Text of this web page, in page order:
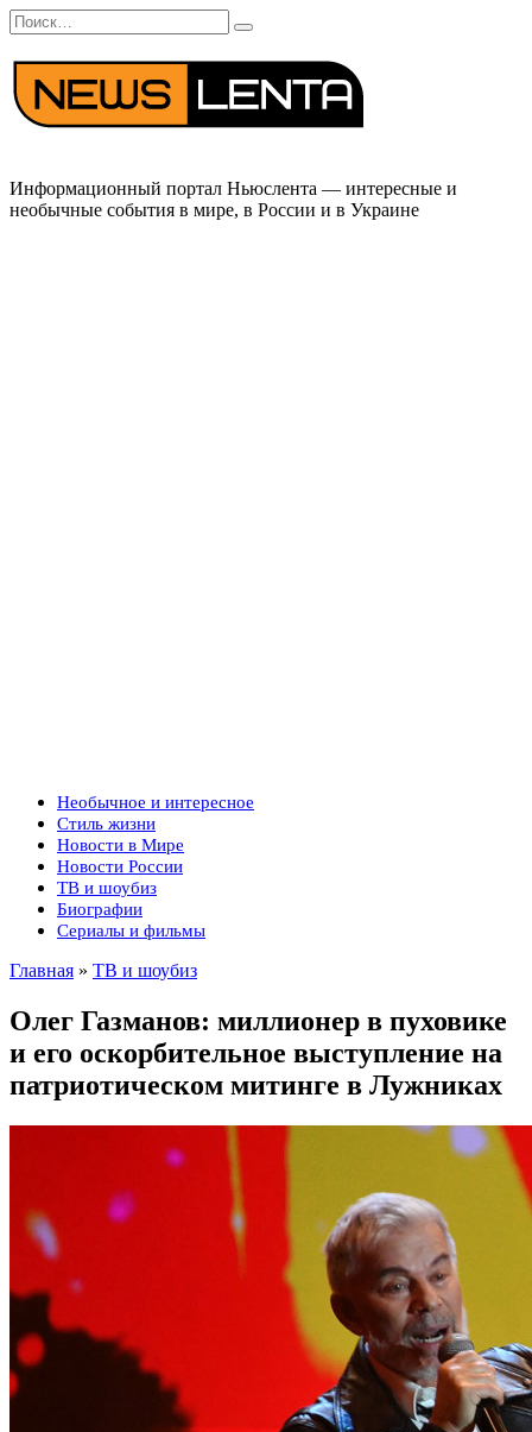
Перейти
к
содержанию
Search
for:
Информационный портал Ньюслента — интересные и
необычные события в мире, в России и в Украине
Необычное и интересное
Стиль жизни
Новости в Мире
Новости России
ТВ и шоубиз
Биографии
Сериалы и фильмы
Главная » ТВ и шоубиз
Олег Газманов: миллионер в пуховике
и его оскорбительное выступление на
патриотическом митинге в Лужниках